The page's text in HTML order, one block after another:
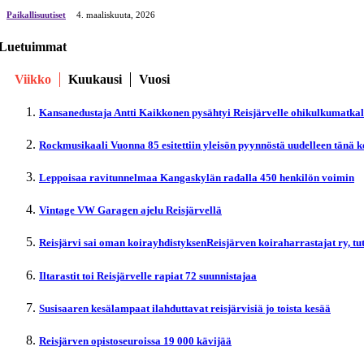
Paikallisuutiset 4. maaliskuuta, 2026
Viikko Kuukausi Vuosi
Kansanedustaja Antti Kaikkonen pysähtyi Reisjärvelle
Rockmusikaali Vuonna 85 esitettiin yleisön pyynnöstä uudelleen tänä
Leppoisaa ravitunnelmaa Kangaskylän radalla 450 henkilön voimin
Vintage VW Garagen ajelu Reisjärvellä
Reisjärvi sai oman koirayhdistyksenReisjärven koiraharrastajat ry,
Iltarastit toi Reisjärvelle rapiat 72 suunnistajaa
Susisaaren kesälampaat ilahduttavat reisjärvisiä jo toista kesää
Reisjärven opistoseuroissa 19 000 kävijää